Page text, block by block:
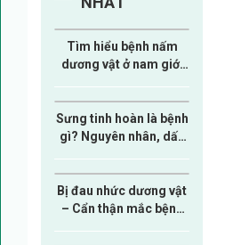
Tìm hiểu bệnh nấm
dương vật ở nam giới
Sưng tinh hoàn là bệnh
gì? Nguyên nhân, dấu
giới cần biết
Bị đau nhức dương vật
– Cẩn thận mắc bệnh